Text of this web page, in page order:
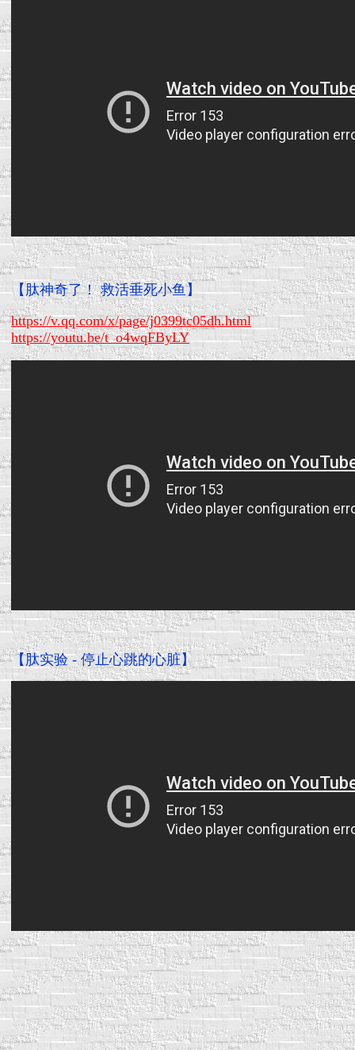
【肽神奇了！ 救活垂死小鱼】
https://v.qq.com/x/page/j0399tc05dh.html
https://youtu.be/t_o4wqFByLY
【肽实验 - 停止心跳的心脏】